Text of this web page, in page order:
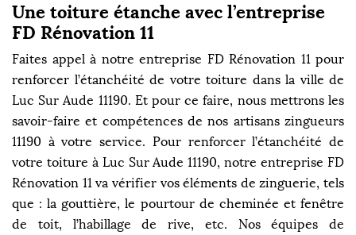
Une toiture étanche avec l’entreprise
FD Rénovation 11
Faites appel à notre entreprise FD Rénovation 11 pour
renforcer l’étanchéité de votre toiture dans la ville de
Luc Sur Aude 11190. Et pour ce faire, nous mettrons les
savoir-faire et compétences de nos artisans zingueurs
11190 à votre service. Pour renforcer l’étanchéité de
votre toiture à Luc Sur Aude 11190, notre entreprise FD
Rénovation 11 va vérifier vos éléments de zinguerie, tels
que : la gouttière, le pourtour de cheminée et fenêtre
de toit, l’habillage de rive, etc. Nos équipes de